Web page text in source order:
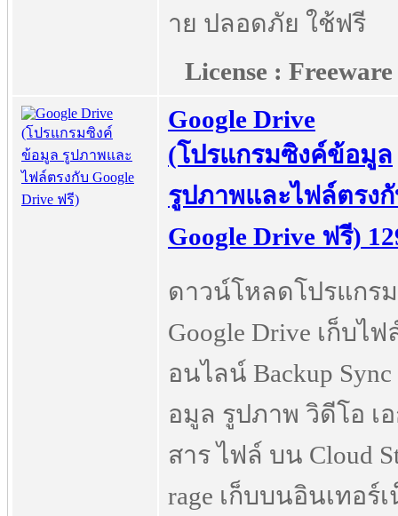
าย ปลอดภัย ใช้ฟรี
License : Freeware
Google Drive
(โปรแกรมซิงค์ข้อมูล
รูปภาพและไฟล์ตรง
Google Drive ฟรี)
ดาวน์โหลดโปรแกรม
Google Drive เก็บไฟ
อนไลน์ Backup
อมูล รูปภาพ วิดีโอ เ
สาร ไฟล์ บน Cloud
rage เก็บบนอินเทอร์เ